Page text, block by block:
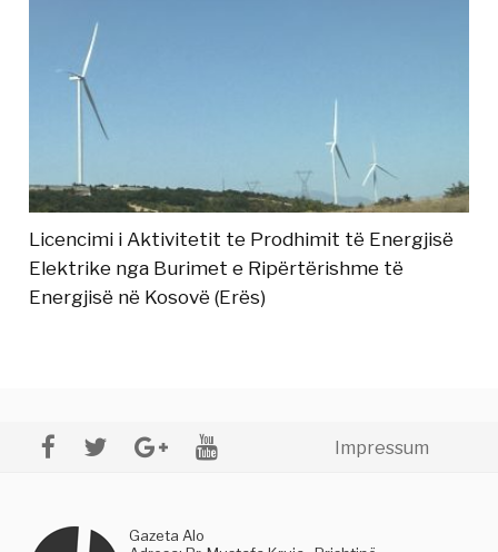
Licencimi i Aktivitetit te Prodhimit të Energjisë
Elektrike nga Burimet e Ripërtërishme të
Energjisë në Kosovë (Erës)
Impressum
Gazeta Alo